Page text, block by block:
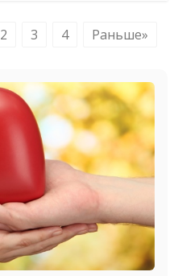
2 3 4 Раньше»